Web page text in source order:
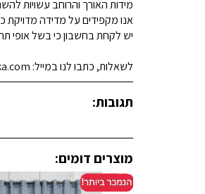
מידות האורך והרוחב עשויות להשתנות
אנו מקפידים על מדידה מדויקת
יש לקחת בחשבון כי בשל אופי
לשאלות, כתבו לנו במייל: info@migvanalaska.com
תגובות:
מוצרים דומים: